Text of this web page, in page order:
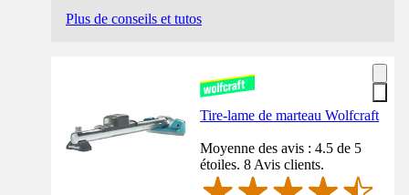
Plus de conseils et tutos
Tire-lame de marteau Wolfcraft
Moyenne des avis : 4.5 de 5
étoiles. 8 Avis clients.